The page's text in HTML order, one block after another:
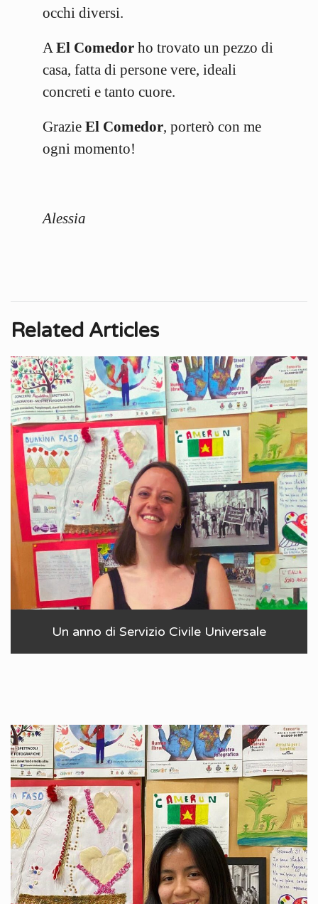
occhi diversi.
AEl Comedor ho trovato un pezzo di
casa, fatta di persone vere, ideali
concreti e tanto cuore.
Grazie El Comedor, porterò con me
ogni momento!
Alessia
Related Articles
Un anno di Servizio Civile Universale